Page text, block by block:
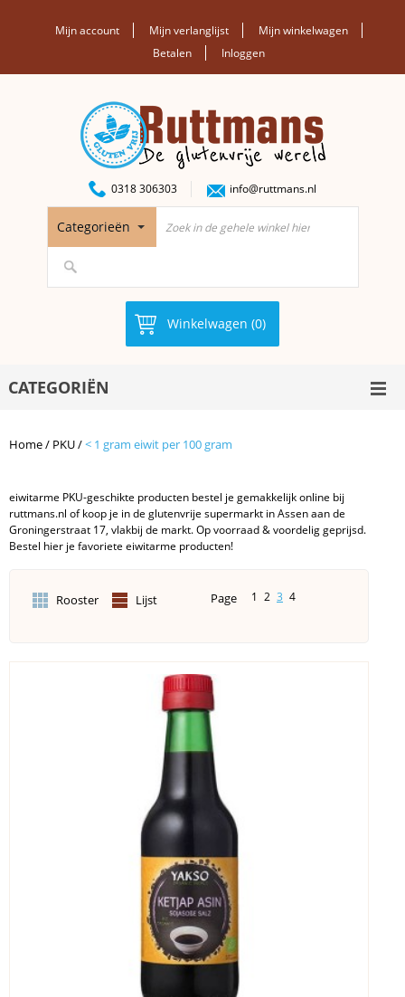
Mijn account Mijn verlanglijst
Mijn winkelwagen
Betalen
Inloggen
0318 306303 info@ruttmans.nl
Categorieën
Winkelwagen (0)
CATEGORIËN
Home/ PKU/< 1 gram eiwit per 100 gram
eiwitarme PKU-geschikte producten bestel je gemakkelijk online bij
ruttmans.nl of koop je in de glutenvrije supermarkt in Assen aan de
Groningerstraat 17, vlakbij de markt. Op voorraad & voordelig geprijsd.
Bestel hier je favoriete eiwitarme producten!
Rooster Lijst Page 1 2 3 4